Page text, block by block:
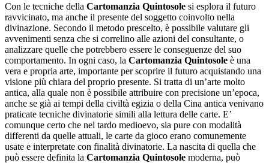
Con le tecniche della Cartomanzia Quintosole si esplora il futuro
ravvicinato, ma anche il presente del soggetto coinvolto nella
divinazione. Secondo il metodo prescelto, è possibile valutare gli
avvenimenti senza che si correlino alle azioni del consultante, o
analizzare quelle che potrebbero essere le conseguenze del suo
comportamento. In ogni caso, la Cartomanzia Quintosole è una
vera e propria arte, importante per scoprire il futuro acquistando una
visione più chiara del proprio presente. Si tratta di un’arte molto
antica, alla quale non è possibile attribuire con precisione un’epoca,
anche se già ai tempi della civiltà egizia o della Cina antica venivano
praticate tecniche divinatorie simili alla lettura delle carte. E’
comunque certo che nel tardo medioevo, sia pure con modalità
differenti da quelle attuali, le carte da gioco erano comunemente
usate e interpretate con finalità divinatorie. La nascita di quella che
può essere definita la Cartomanzia Quintosole moderna, può